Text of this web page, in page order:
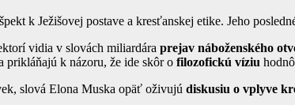
k Ježišovej postave a kresťanskej etike. Jeho
vidia v slovách miliardára prejav náboženského
prikláňajú k názoru, že ide skôr o filozofickú víziu
slová Elona Muska opäť oživujú diskusiu o vplyve